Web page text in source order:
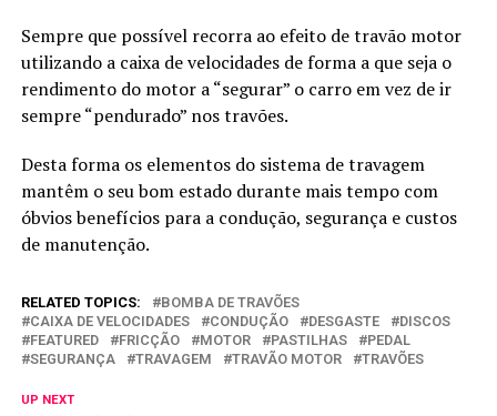
Sempre que possível recorra ao efeito de travão motor
utilizando a caixa de velocidades de forma a que seja o
rendimento do motor a “segurar” o carro em vez de ir
sempre “pendurado” nos travões.
Desta forma os elementos do sistema de travagem
mantêm o seu bom estado durante mais tempo com
óbvios benefícios para a condução, segurança e custos
de manutenção.
RELATED TOPICS:
BOMBA DE TRAVÕES
CAIXA DE VELOCIDADES
CONDUÇÃO DESGASTE
DISCOS
FEATURED
FRICÇÃO MOTOR PASTILHAS
PEDAL
SEGURANÇA
TRAVAGEM TRAVÃO MOTOR TRAVÕES
UP NEXT